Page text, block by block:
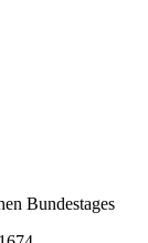
Bundestages